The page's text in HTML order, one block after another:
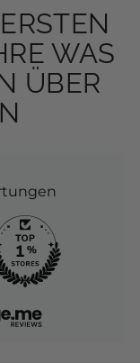
WAS
ÜBER